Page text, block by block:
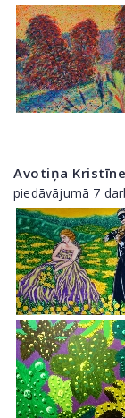
Avotiņa
piedāvājumā 7